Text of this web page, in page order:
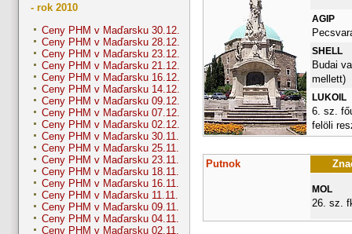
- rok 2010
Ceny PHM v Maďarsku 30.12.
Ceny PHM v Maďarsku 28.12.
Ceny PHM v Maďarsku 23.12.
Ceny PHM v Maďarsku 21.12.
Ceny PHM v Maďarsku 16.12.
Ceny PHM v Maďarsku 14.12.
Ceny PHM v Maďarsku 09.12.
Ceny PHM v Maďarsku 07.12.
Ceny PHM v Maďarsku 02.12.
Ceny PHM v Maďarsku 30.11.
Ceny PHM v Maďarsku 25.11.
Ceny PHM v Maďarsku 23.11.
Ceny PHM v Maďarsku 18.11.
Ceny PHM v Maďarsku 16.11.
Ceny PHM v Maďarsku 11.11.
Ceny PHM v Maďarsku 09.11.
Ceny PHM v Maďarsku 04.11.
Ceny PHM v Maďarsku 02.11.
AGIP
SHELL
Budai
mellett)
LUKOIL
6. sz.
felöli
Putnok
MOL
26. sz.